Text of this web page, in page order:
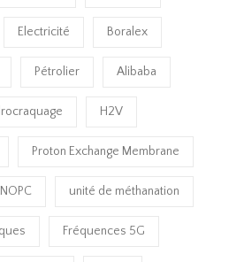
Electricité Boralex
Pétrolier Alibaba
H2V
Proton Exchange Membrane
unité de méthanation
Fréquences 5G